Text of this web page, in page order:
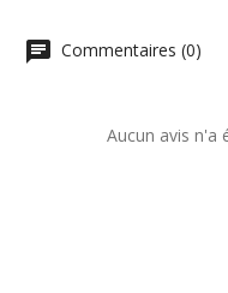
Commentaires (0)
Aucun avis n'a